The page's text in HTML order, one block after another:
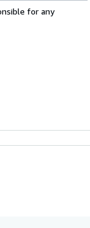
for any